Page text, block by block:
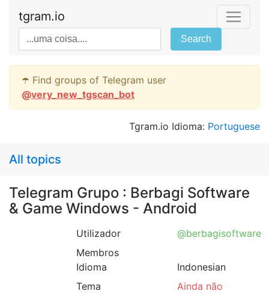
tgram.io
Search
☂️ Find groups of Telegram user
@very_new_tgscan_bot
Tgram.io Idioma: Portuguese
All topics
Telegram Grupo : Berbagi Software
& Game Windows - Android
Utilizador
@berbagisoftware
Membros
Idioma
Indonesian
Tema
Ainda não